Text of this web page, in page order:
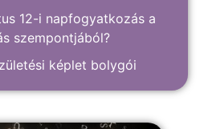
12-i napfogyatkozás a
szempontjából?
képlet bolygói